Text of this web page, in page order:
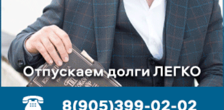
Будь в курсе событий!
Подпишисьна нас в телеграм